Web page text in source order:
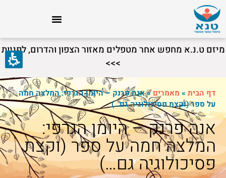
מיזם ט.נ.א מחפש אחר מטפלים מאזור הצפון והדרום, לפניות
>>>
דף הבית » מאמרים»אנה פרנק – היומן הגרפי: המלצה חמה
על ספר (וקצת פסיכולוגיה גם…)
אנה פרנק – היומן הגרפי:
המלצה חמה על ספר (וקצת
פסיכולוגיה גם…)